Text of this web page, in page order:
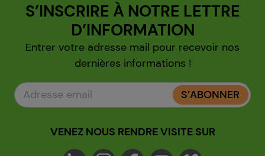
S’INSCRIRE À NOTRE LETTRE
D’INFORMATION
Entrer votre adresse mail pour recevoir nos
dernières informations !
S’ABONNER
VENEZ NOUS RENDRE VISITE SUR